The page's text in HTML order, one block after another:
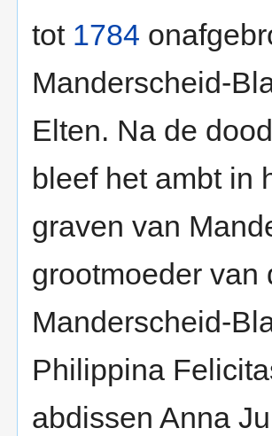
tot 1784
Manderscheid-
Elten. Na de
bleef het ambt in
graven van
grootmoeder van
Manderscheid-
Philippina
abdissen Anna